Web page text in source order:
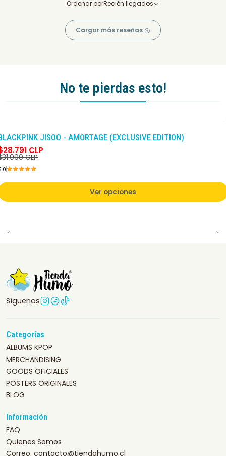
Ordenar porRecién llegados
Cargar más reseñas
No te pierdas esto!
JISOO - AMORTAGE (EXCLUSIVE EDITION)
CLP
CLP
Ver opciones
Síguenos
Categorías
ALBUMS KPOP
MERCHANDISING
GOODS OFICIALES
POSTERS ORIGINALES
BLOG
Información
FAQ
Quienes Somos
Correo: contacto@tiendahumo.cl